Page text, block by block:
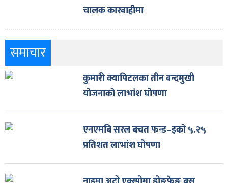
चालक कारबाहीमा
समाचार
कुमारी क्यापिटलका तीन बन्दमुखी
योजनाको लाभांश घोषणा
एनएमबि सरल बचत फन्ड–इको ५.२५
प्रतिशत लाभांश घोषणा